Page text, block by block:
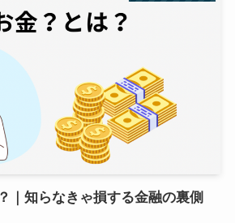
｜知らなきゃ損する金融の裏側